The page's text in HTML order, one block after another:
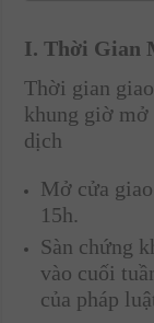
I. Thời Gian
Thời gian
khung giờ mở
dịch
Mở cửa
15h.
Sàn chứng
vào cuối
của pháp